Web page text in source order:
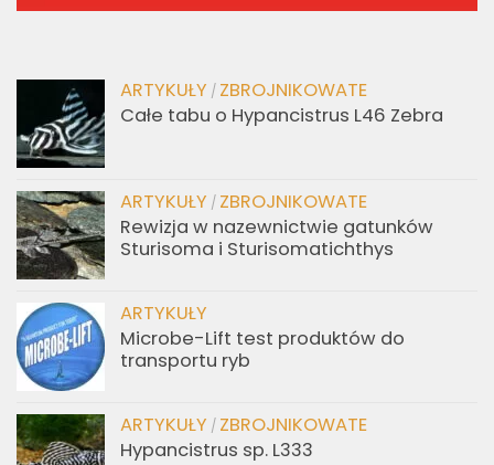
ARTYKUŁY / ZBROJNIKOWATE
Całe tabu o Hypancistrus L46 Zebra
ARTYKUŁY / ZBROJNIKOWATE
Rewizja w nazewnictwie gatunków
Sturisoma i Sturisomatichthys
ARTYKUŁY
Microbe-Lift test produktów do
transportu ryb
ARTYKUŁY / ZBROJNIKOWATE
Hypancistrus sp. L333